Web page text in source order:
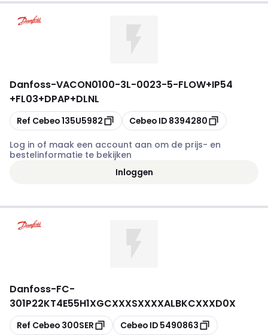
Danfoss-VACON0100-3L-0023-5-FLOW+IP54
+FL03+DPAP+DLNL
Kopiëren
Ref Cebeo135U5982 Kopiëren
Cebeo ID 8394280
Log in of maak een account aan om de prijs- en
bestelinformatie te bekijken
Inloggen
Danfoss-FC-
301P22KT4E55H1XGCXXXSXXXXALBKCXXXD0X
Kopiëren
Ref Cebeo 300SER Kopiëren
Cebeo ID 5490863